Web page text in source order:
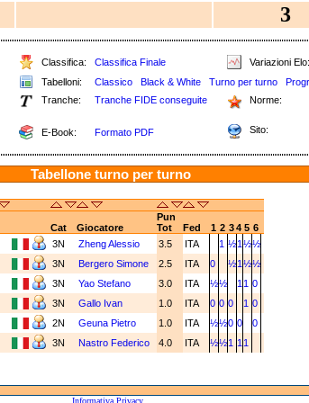
3
Classifica: Classifica Finale
Variazioni Elo:
Tabelloni: Classico Black & White Turno per turno
Tranche: Tranche FIDE conseguite Norme:
E-Book: Formato PDF Sito:
Tabellone turno per turno
Pun
Cat Giocatore Tot Fed 1 2 3 4 5 6
3N Zheng Alessio 3.5 ITA 1 ½ 1 ½½
3N Bergero Simone 2.5 ITA 0 ½ 1 ½½
3N Yao Stefano 3.0 ITA ½½ 1 1 0
3N Gallo Ivan 1.0 ITA 0 0 0 1 0
2N Geuna Pietro 1.0 ITA ½½0 0
0
3N Nastro Federico 4.0 ITA ½½ 1 1 1
Informativa Privacy